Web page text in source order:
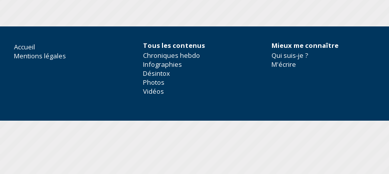
Accueil
Mentions légales
Tous les contenus
Chroniques hebdo
Infographies
Désintox
Photos
Vidéos
Mieux me connaître
Qui suis-je ?
M'écrire